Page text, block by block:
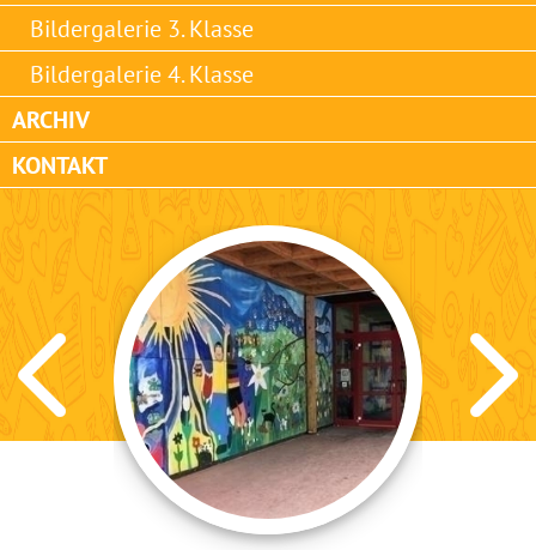
Bildergalerie 3. Klasse
Bildergalerie 4. Klasse
ARCHIV
KONTAKT